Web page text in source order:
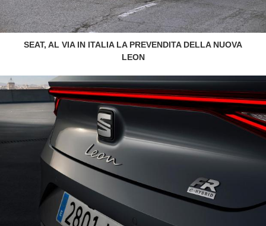
SEAT, AL VIA IN ITALIA LA PREVENDITA DELLA NUOVA
LEON